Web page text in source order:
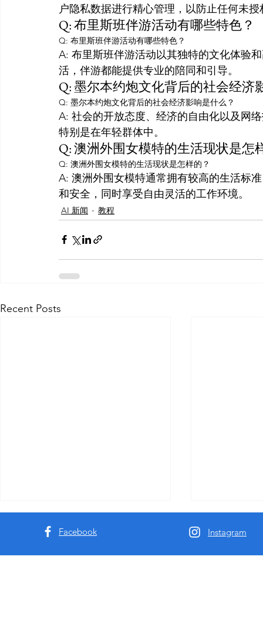
户隐私数据进行精心管理，以防止任何未
Q: 布里斯班伴游活动有哪些特色？
Q: 布里斯班伴游活动有哪些特色？
A: 布里斯班伴游活动以其独特的文化体验
活，伴游都能提供专业的陪同和引导。
Q: 墨尔本约炮文化背后的社会经济
Q: 墨尔本约炮文化背后的社会经济影响是什么？
A: 社会的开放态度、经济的自由化以及网
特别是在年轻群体中。
Q: 澳洲外围女模特的生活现状是怎
Q: 澳洲外围女模特的生活现状是怎样的？
A: 澳洲外围女模特通常拥有较高的生活标
和安全，同时享受自由灵活的工作环境。
AI 新闻 教程
Recent Posts
Facebook Instagram